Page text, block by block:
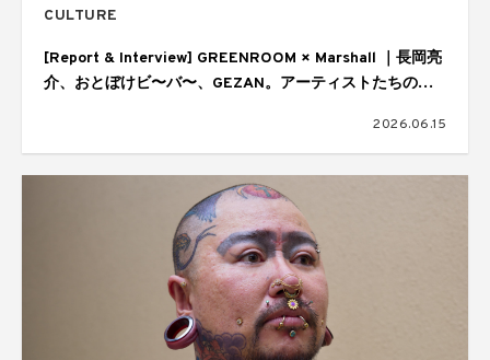
CULTURE
[Report & Interview] GREENROOM × Marshall ｜長岡亮
介、おとぼけビ〜バ〜、GEZAN。アーティストたちの音
2026.06.15